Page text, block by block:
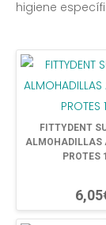
higiene
FITTYDENT
ALMOHADILLAS
PROTES